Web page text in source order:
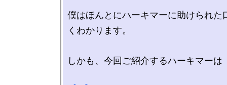
僕はほんとにハーキマーに助けられた
くわかります。
しかも、今回ご紹介するハーキマーは